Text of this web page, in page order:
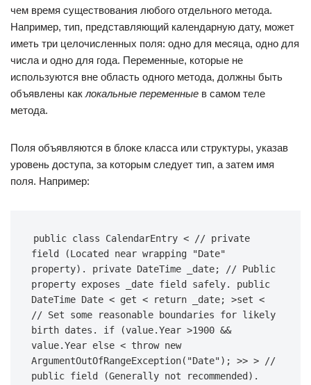
чем время существования любого отдельного метода.
Например, тип, представляющий календарную дату, может
иметь три целочисленных поля: одно для месяца, одно для
числа и одно для года. Переменные, которые не
используются вне область одного метода, должны быть
объявлены как локальные переменные в самом теле
метода.
Поля объявляются в блоке класса или структуры, указав
уровень доступа, за которым следует тип, а затем имя
поля. Например:
public class CalendarEntry < // private
field (Located near wrapping "Date"
property). private DateTime _date; // Public
property exposes _date field safely. public
DateTime Date < get < return _date; >set <
// Set some reasonable boundaries for likely
birth dates. if (value.Year >1900 &&
value.Year else < throw new
ArgumentOutOfRangeException("Date"); >> > //
public field (Generally not recommended).